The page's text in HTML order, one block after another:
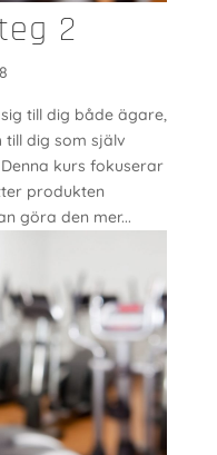
2
sig till dig både ägare,
till dig som själv
kurs fokuserar
produkten
göra den mer...